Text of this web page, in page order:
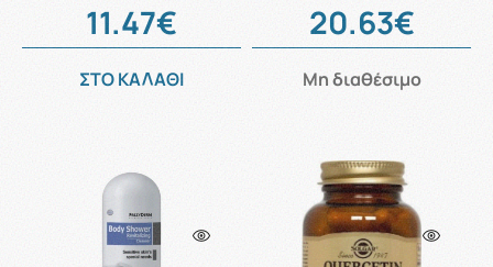
11.47€
ΣΤΟ ΚΑΛΑΘΙ
20.63€
Μη διαθέσιμο